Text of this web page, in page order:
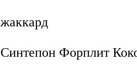
жаккард
Синтепон Форплит